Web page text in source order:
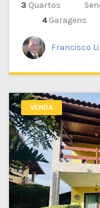
3 Quartos
4Garagens
Francisco
VENDA